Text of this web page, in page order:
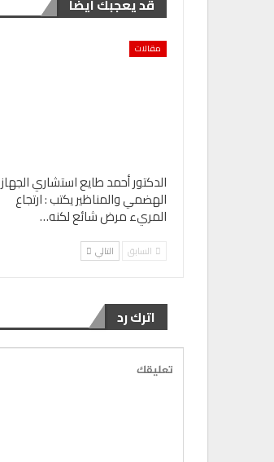
مقالات
الدكتور أحمد طايع استشاري الجهاز
الهضمي والمناظير يكتب : ارتجاع
المريء مرض شائع لكنه…
السابق التالي
اترك رد